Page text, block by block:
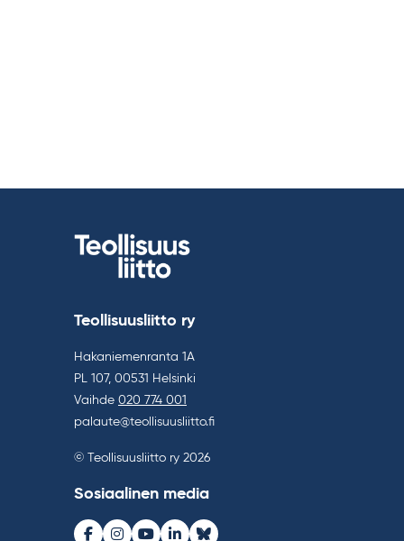
Teollisuusliitto ry
Hakaniemenranta 1A
PL 107, 00531 Helsinki
Vaihde 020 774 001
palaute@teollisuusliitto.fi
© Teollisuusliitto ry 2026
Sosiaalinen media